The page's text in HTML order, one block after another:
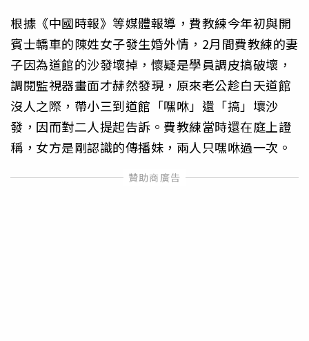
根據《中國時報》等媒體報導，費教練今年初與開
賓士轎車的陳姓女子發生婚外情，2月間費教練的妻
子因為道館的沙發壞掉，懷疑是學員調皮搞破壞，
調閱監視器畫面才赫然發現，原來老公趁白天道館
沒人之際，帶小三到道館「嘿咻」還「搞」壞沙
發，因而對二人提起告訴。費教練當時還在庭上證
稱，女方是剛認識的傳播妹，兩人只嘿咻過一次。